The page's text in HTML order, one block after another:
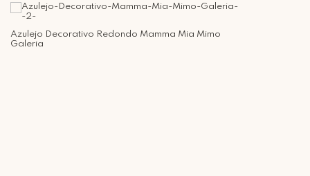
Azulejo Decorativo Redondo Mamma Mia Mimo
Galeria